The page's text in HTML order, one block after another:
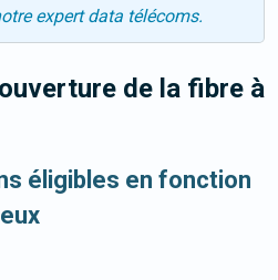
expert data télécoms.
de la fibre à
éligibles en fonction